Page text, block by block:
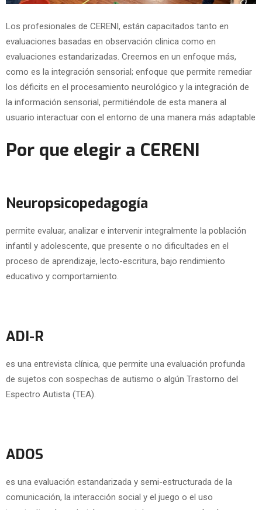
Los profesionales de CERENI, están capacitados tanto en
evaluaciones basadas en observación clinica como en
evaluaciones estandarizadas. Creemos en un enfoque más,
como es la integración sensorial; enfoque que permite remediar
los déficits en el procesamiento neurológico y la integración de
la información sensorial, permitiéndole de esta manera al
usuario interactuar con el entorno de una manera más adaptable
Por que elegir a CERENI
Neuropsicopedagogía
permite evaluar, analizar e intervenir integralmente la población
infantil y adolescente, que presente o no dificultades en el
proceso de aprendizaje, lecto-escritura, bajo rendimiento
educativo y comportamiento.
ADI-R
es una entrevista clínica, que permite una evaluación profunda
de sujetos con sospechas de autismo o algún Trastorno del
Espectro Autista (TEA).
ADOS
es una evaluación estandarizada y semi-estructurada de la
comunicación, la interacción social y el juego o el uso